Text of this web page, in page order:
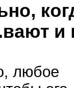
и
любое